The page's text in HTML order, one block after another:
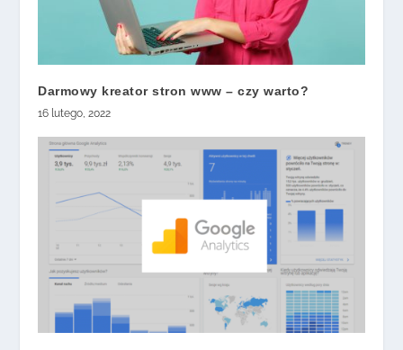
Darmowy kreator stron www – czy warto?
16 lutego, 2022